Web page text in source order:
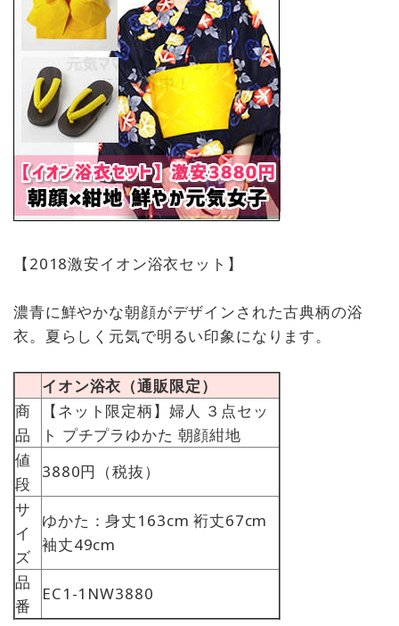
【2018激安イオン浴衣セット】
濃青に鮮やかな朝顔がデザインされた古典柄の浴
衣。夏らしく元気で明るい印象になります。
イオン浴衣（通販限定）
商
品
【ネット限定柄】婦人 ３点セッ
ト プチプラゆかた 朝顔紺地
値
段
3880円（税抜）
サ
イ
ズ
ゆかた：身丈163cm 裄丈67cm
袖丈49cm
品
番
EC1-1NW3880